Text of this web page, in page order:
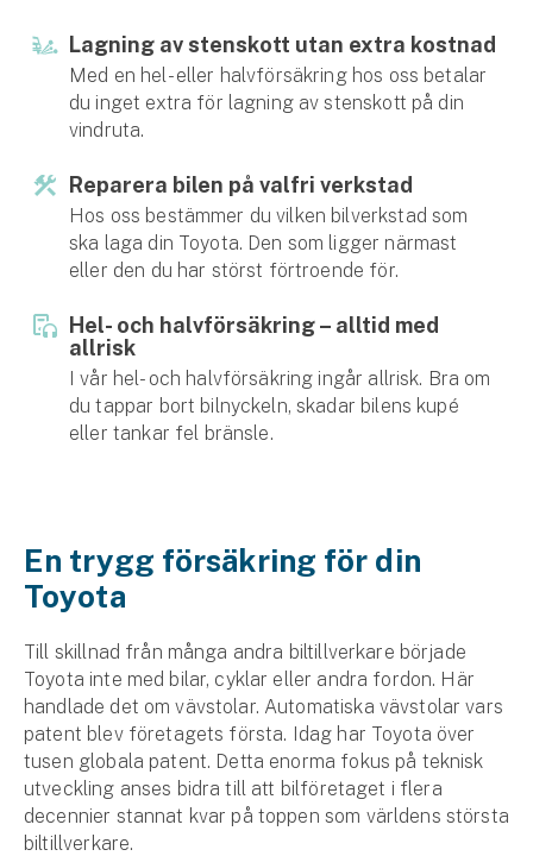
Jakthundsförsäkring
Kattförsäkring
Djurförsäkring
Hem & hus
Hemförsäkring
Villaförsäkring
Bostadsrättsförsäkring
Företagsförsäkring
Bilförsäkring för företag
Släpvagnsförsäkring
Drönarförsäkring
För förmedlare
Lagning av stenskott utan extra kostnad
Med en hel- eller halvförsäkring hos oss betalar
du inget extra för lagning av stenskott på din
vindruta.
Reparera bilen på valfri verkstad
Hos oss bestämmer du vilken bilverkstad som
ska laga din Toyota. Den som ligger närmast
eller den du har störst förtroende för.
Hel- och halvförsäkring ­– alltid med
allrisk
I vår hel- och halvförsäkring ingår allrisk. Bra om
du tappar bort bilnyckeln, skadar bilens kupé
eller tankar fel bränsle.
En trygg försäkring för din
Toyota
Till skillnad från många andra biltillverkare började
Toyota inte med bilar, cyklar eller andra fordon. Här
handlade det om vävstolar. Automatiska vävstolar vars
patent blev företagets första. Idag har Toyota över
tusen globala patent. Detta enorma fokus på teknisk
utveckling anses bidra till att bilföretaget i flera
decennier stannat kvar på toppen som världens största
biltillverkare.